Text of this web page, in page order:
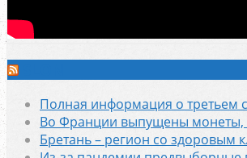
Полная информация о третьем
Во Франции выпущены монеты,
Бретань – регион со здоровым